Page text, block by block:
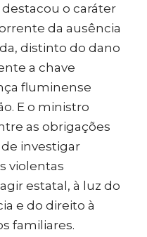
o caráter
da ausência
distinto do dano
a chave
fluminense
E o ministro
as obrigações
investigar
violentas
estatal, à luz do
e do direito à
familiares.